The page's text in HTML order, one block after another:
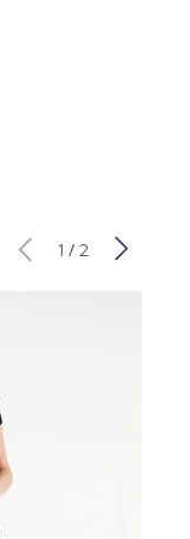
1 / 2